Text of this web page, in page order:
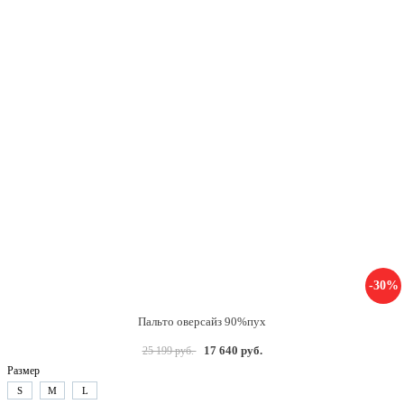
-30%
Пальто оверсайз 90%пух
25 199 руб. 17 640 руб.
Размер
S M L